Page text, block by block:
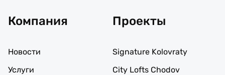
Компания
Новости
Услуги
Проекты
Signature Kolovraty
City Lofts Chodov